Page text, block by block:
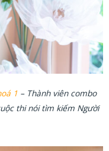
1 – Thành viên combo
thi nói tìm kiếm Người